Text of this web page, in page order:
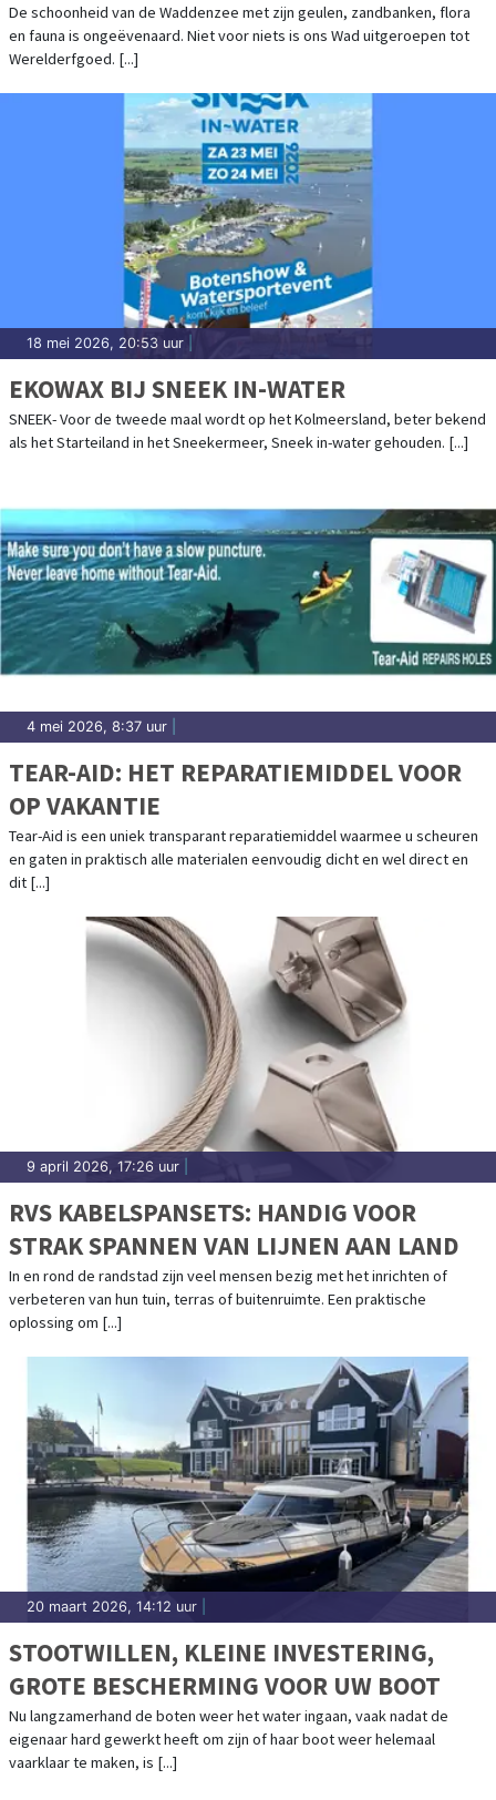
De schoonheid van de Waddenzee met zijn geulen, zandbanken, flora
en fauna is ongeëvenaard. Niet voor niets is ons Wad uitgeroepen tot
Werelderfgoed. [...]
18 mei 2026, 20:53 uur
EKOWAX BIJ SNEEK IN-WATER
SNEEK- Voor de tweede maal wordt op het Kolmeersland, beter bekend
als het Starteiland in het Sneekermeer, Sneek in-water gehouden. [...]
4 mei 2026, 8:37 uur
TEAR-AID: HET REPARATIEMIDDEL VOOR
OP VAKANTIE
Tear-Aid is een uniek transparant reparatiemiddel waarmee u scheuren
en gaten in praktisch alle materialen eenvoudig dicht en wel direct en
dit [...]
9 april 2026, 17:26 uur
RVS KABELSPANSETS: HANDIG VOOR
STRAK SPANNEN VAN LIJNEN AAN LAND
In en rond de randstad zijn veel mensen bezig met het inrichten of
verbeteren van hun tuin, terras of buitenruimte. Een praktische
oplossing om [...]
20 maart 2026, 14:12 uur
STOOTWILLEN, KLEINE INVESTERING,
GROTE BESCHERMING VOOR UW BOOT
Nu langzamerhand de boten weer het water ingaan, vaak nadat de
eigenaar hard gewerkt heeft om zijn of haar boot weer helemaal
vaarklaar te maken, is [...]